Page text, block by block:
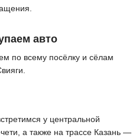
авто
по всему посёлку и сёлам
у центральной
а также на трассе Казань —